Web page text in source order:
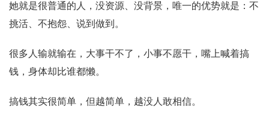
她就是很普通的人，没资源、没背景，唯一的优势就是：不
挑活、不抱怨、说到做到。
很多人输就输在，大事干不了，小事不愿干，嘴上喊着搞
钱，身体却比谁都懒。
搞钱其实很简单，但越简单，越没人敢相信。